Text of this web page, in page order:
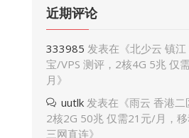
近期评论
333985 发表在《北少云 镇江
宝/VPS 测评，2核4G 5兆 仅
月 》
uutlk 发表在《雨云 香港二
2核2G 50兆 仅需21元/月，移
三网直连》